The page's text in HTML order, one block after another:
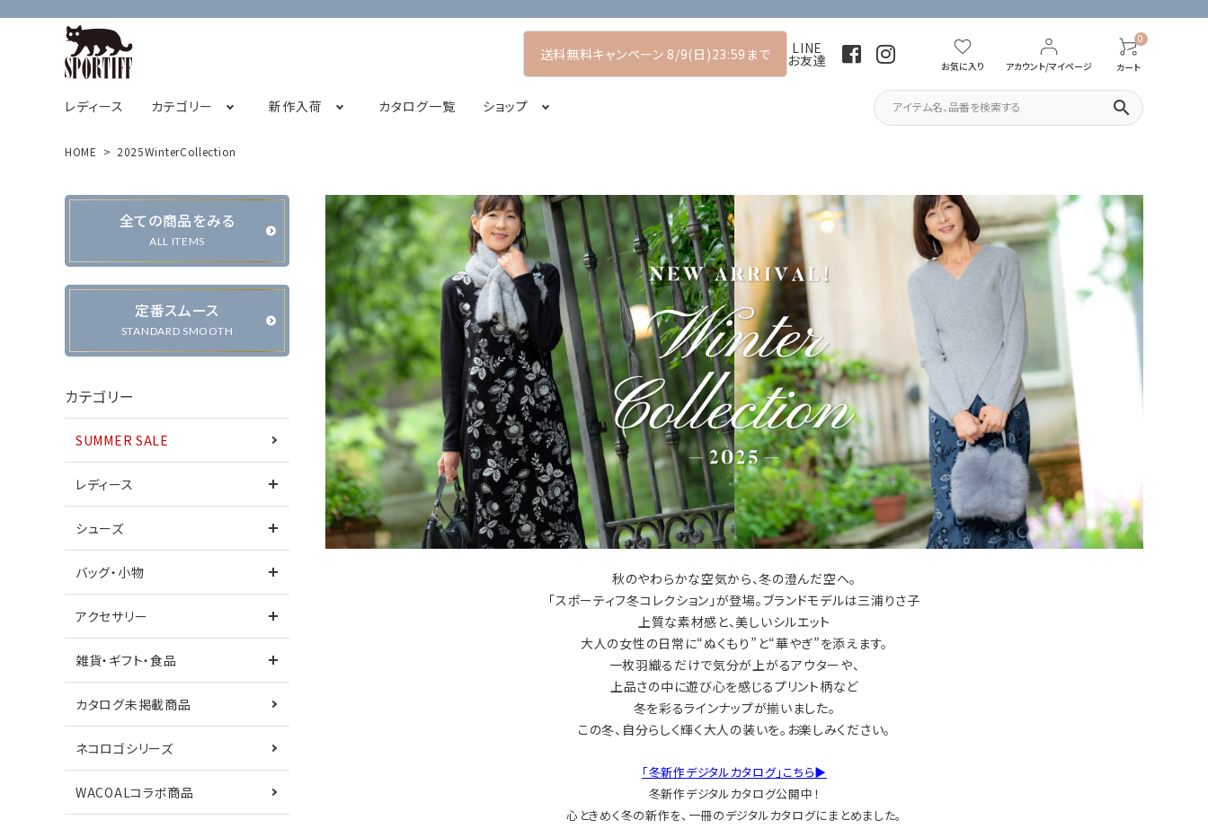
送料無料キャンペーン 8/9(日)23:59まで LINE
お友達 お気に入り アカウント/マイページ
0
カート
レディース カテゴリー
フレンチスリーブ チュニック プルオーバー シャツ・ブラウス パーカー・トレーナー
Tシャツ
キャミソール
カーディガン・ベスト ジャケット・ブルゾン コート
パンツ
ワンピース
シューズ サンダル
カタログ未掲載商品
ネコロゴシリーズ 定番スムース 定番品
新作入荷
2026オータムコレクション先行販売 2026サマーコレクション 2026アーリーサマーコレクション
カタログ一覧 ショップ
SPORTIFF茅ヶ崎店 STAFF BLOG POP UP SHOP
search
HOME 2025WinterCollection
全ての商品をみる
ALL ITEMS
定番スムース
STANDARD SMOOTH
カテゴリー
SUMMER SALE
レディース
シューズ
バッグ・小物
アクセサリー
雑貨・ギフト・食品
カタログ未掲載商品
ネコロゴシリーズ
WACOALコラボ商品
秋のやわらかな空気から、冬の澄んだ空へ。
「スポーティフ冬コレクション」が登場。ブランドモデルは三浦りさ子
上質な素材感と、美しいシルエット
大人の女性の日常に“ぬくもり”と“華やぎ”を添えます。
一枚羽織るだけで気分が上がるアウターや、
上品さの中に遊び心を感じるプリント柄など
冬を彩るラインナップが揃いました。
この冬、自分らしく輝く大人の装いを。お楽しみください。
「冬新作デジタルカタログ」こちら▶︎
冬新作デジタルカタログ公開中！
心ときめく冬の新作を、一冊のデジタルカタログにまとめました。